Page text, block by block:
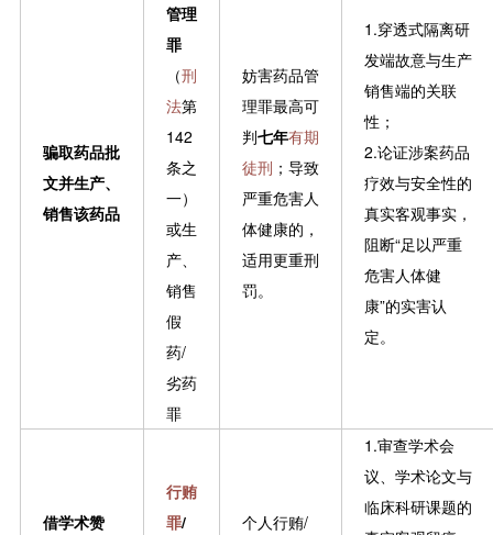
骗取药品批
文并生产、
销售该药品
管理
罪
（刑
法第
142
条之
一）
或生
产、
销售
假
药/
劣药
罪
妨害药品管
理罪最高可
判七年有期
徒刑 ；导致
严重危害人
体健康的，
适用更重刑
罚。
1.穿透式隔离研
发端故意与生产
销售端的关联
性；
2.论证涉案药品
疗效与安全性的
真实客观事实，
阻断“足以严重
危害人体健
康”的实害认
定。
借学术赞
行贿
罪/
个人行贿/
1.审查学术会
议、学术论文与
临床科研课题的